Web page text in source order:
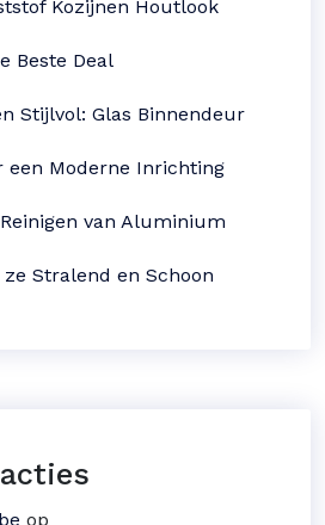
Kozijnen Houtlook
Beste Deal
Stijlvol: Glas Binnendeur
een Moderne Inrichting
van Aluminium
Stralend en Schoon
op